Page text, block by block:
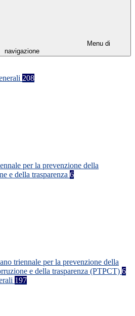
Menu di
navigazione
208
per la prevenzione della
e della trasparenza 6
triennale per la prevenzione della
e della trasparenza (PTPCT) 6
197